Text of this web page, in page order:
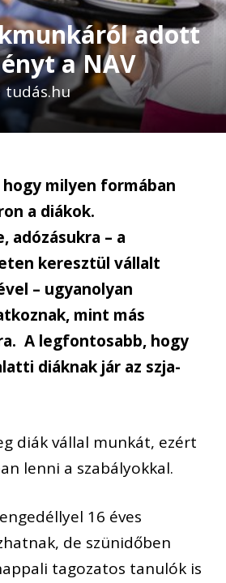
adott
a NAV
tudás.hu
milyen formában
a diákok.
adózásukra – a
keresztül vállalt
– ugyanolyan
mint más
A legfontosabb, hogy
diáknak jár az szja-
diák vállal munkát, ezért
lenni a szabályokkal.
16 éves
de szünidőben
tagozatos tanulók is